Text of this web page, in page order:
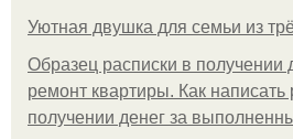
Уютная двушка для семьи из
Образец расписки в получении
ремонт квартиры. Как написать
получении денег за